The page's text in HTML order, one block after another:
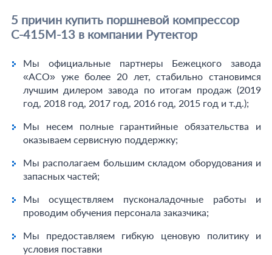
5 причин купить поршневой компрессор
С-415М-13 в компании Рутектор
Мы официальные партнеры Бежецкого завода
«АСО» уже более 20 лет, стабильно становимся
лучшим дилером завода по итогам продаж (2019
год, 2018 год, 2017 год, 2016 год, 2015 год и т.д.);
Мы несем полные гарантийные обязательства и
оказываем сервисную поддержку;
Мы располагаем большим складом оборудования и
запасных частей;
Мы осуществляем пусконаладочные работы и
проводим обучения персонала заказчика;
Мы предоставляем гибкую ценовую политику и
условия поставки